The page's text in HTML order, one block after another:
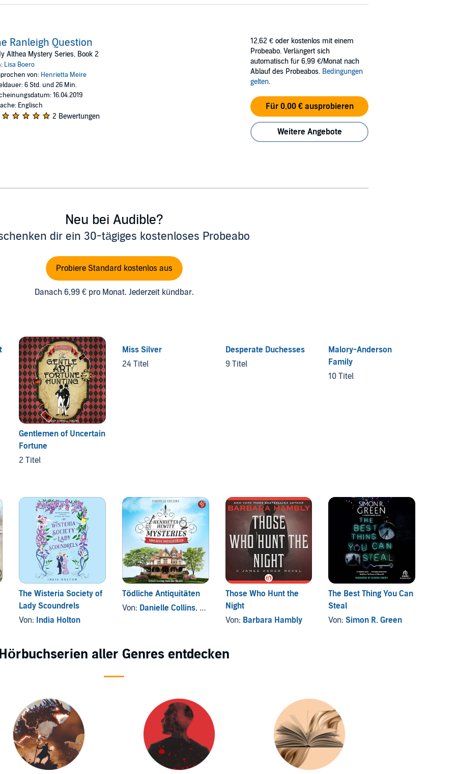
Ranleigh Question
Althea Mystery Series, Book 2
Lisa Boero
von: Henrietta Meire
6 Std. und 26 Min.
16.04.2019
Englisch
2 Bewertungen
12,62 € oder kostenlos mit einem
Probeabo. Verlängert sich
automatisch für 6,99 €/Monat nach
Ablauf des Probeabos. Bedingungen
gelten.
Für 0,00 € ausprobieren
Weitere Angebote
Neu bei Audible?
dir ein 30-tägiges kostenloses Probeabo
Probiere Standard kostenlos aus
Danach 6,99 € pro Monat. Jederzeit kündbar.
Gentlemen of Uncertain
Fortune
2 Titel
Miss Silver
24 Titel
Desperate Duchesses
9 Titel
Malory-Anderson
Family
10 Titel
The Wisteria Society of
Lady Scoundrels
Von: India Holton
Tödliche Antiquitäten
Von: Danielle Collins, und andere
Those Who Hunt the
Night
Von: Barbara Hambly
The Best Thing You Can
Steal
Von:Simon R. Green
aller Genres entdecken